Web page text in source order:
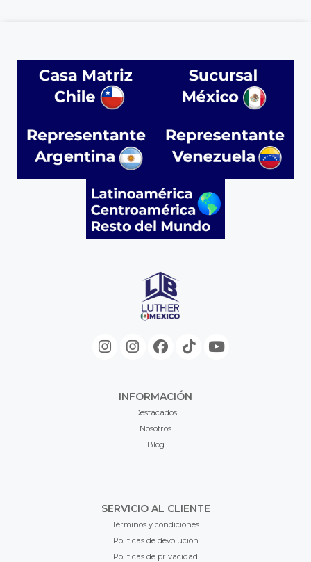
INFORMACIÓN
Destacados
Nosotros
Blog
SERVICIO AL CLIENTE
Términos y condiciones
Políticas de devolución
Políticas de privacidad